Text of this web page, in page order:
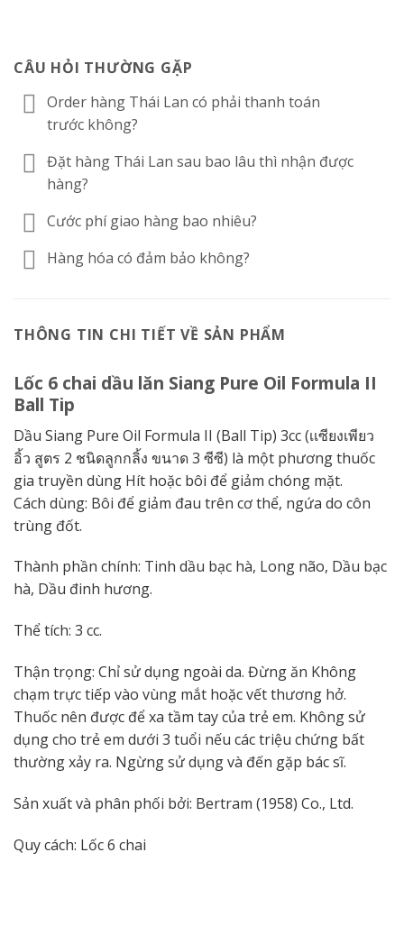
CÂU HỎI THƯỜNG GẶP
Order hàng Thái Lan có phải thanh toán
trước không?
Đặt hàng Thái Lan sau bao lâu thì nhận được
hàng?
Cước phí giao hàng bao nhiêu?
Hàng hóa có đảm bảo không?
THÔNG TIN CHI TIẾT VỀ SẢN PHẨM
Lốc 6 chai dầu lăn Siang Pure Oil Formula II
Ball Tip
Dầu Siang Pure Oil Formula II (Ball Tip) 3cc (เเซียงเพียว
อิ้ว สูตร 2 ชนิดลูกกลิ้ง ขนาด 3 ซีซี) là một phương thuốc
gia truyền dùng Hít hoặc bôi để giảm chóng mặt.
Cách dùng: Bôi để giảm đau trên cơ thể, ngứa do côn
trùng đốt.
Thành phần chính: Tinh dầu bạc hà, Long não, Dầu bạc
hà, Dầu đinh hương.
Thể tích: 3 cc.
Thận trọng: Chỉ sử dụng ngoài da. Đừng ăn Không
chạm trực tiếp vào vùng mắt hoặc vết thương hở.
Thuốc nên được để xa tầm tay của trẻ em. Không sử
dụng cho trẻ em dưới 3 tuổi nếu các triệu chứng bất
thường xảy ra. Ngừng sử dụng và đến gặp bác sĩ.
Sản xuất và phân phối bởi: Bertram (1958) Co., Ltd.
Quy cách: Lốc 6 chai